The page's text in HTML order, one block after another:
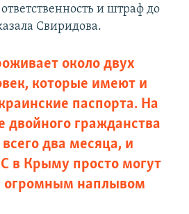
и штраф до
Свиридова.
около двух
которые имеют и
паспорта. На
двойного гражданства
два месяца, и
в Крыму просто могут
огромным наплывом